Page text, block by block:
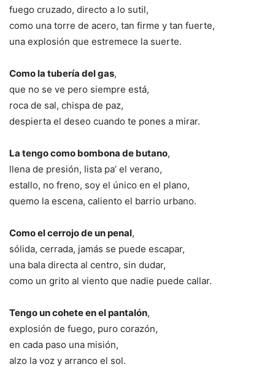
fuego cruzado, directo a lo sutil,
como una torre de acero, tan firme y tan fuerte,
una explosión que estremece la suerte.
Como la tubería del gas,
que no se ve pero siempre está,
roca de sal, chispa de paz,
despierta el deseo cuando te pones a mirar.
La tengo como bombona de butano,
llena de presión, lista pa’ el verano,
estallo, no freno, soy el único en el plano,
quemo la escena, caliento el barrio urbano.
Como el cerrojo de un penal,
sólida, cerrada, jamás se puede escapar,
una bala directa al centro, sin dudar,
como un grito al viento que nadie puede callar.
Tengo un cohete en el pantalón,
explosión de fuego, puro corazón,
en cada paso una misión,
alzo la voz y arranco el sol.